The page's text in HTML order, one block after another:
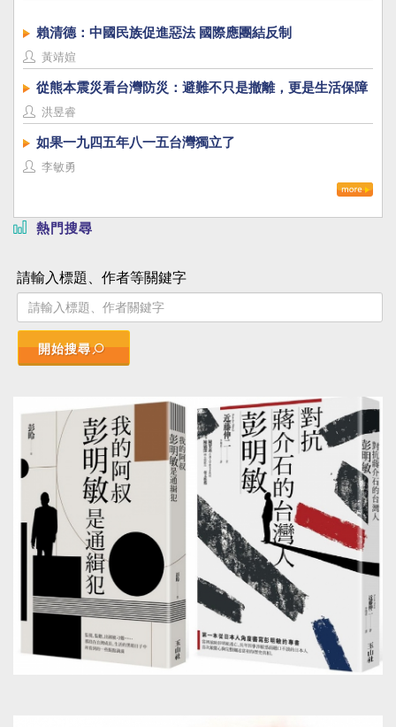
賴清德：中國民族促進惡法 國際應團結反制
黃靖媗
從熊本震災看台灣防災：避難不只是撤離，更是生活保障
洪昱睿
如果一九四五年八一五台灣獨立了
李敏勇
熱門搜尋
請輸入標題、作者等關鍵字
開始搜尋